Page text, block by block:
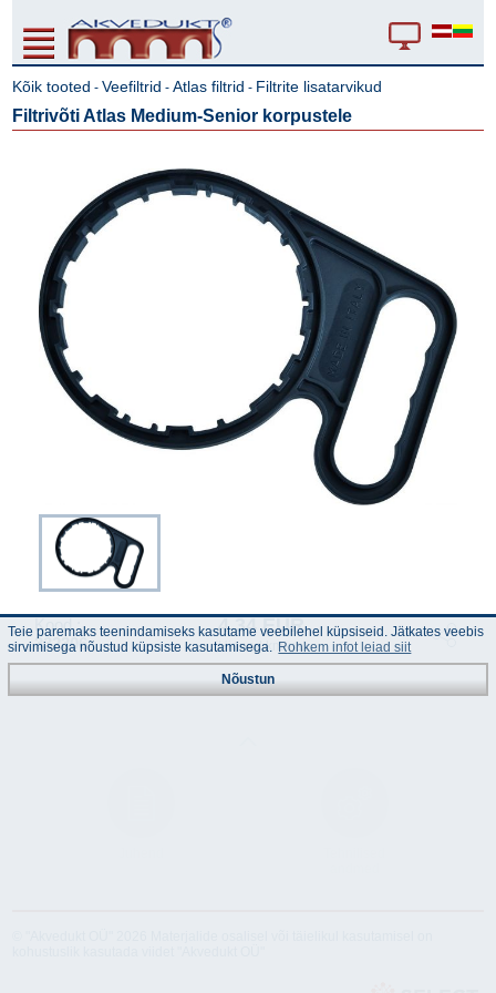
Kõik tooted -Veefiltrid -Atlas filtrid - Filtrite lisatarvikud
Filtrivõti Atlas Medium-Senior korpustele
Kood :
332306
4.34 EUR
(Hinnad km-ga)
Teie paremaks teenindamiseks kasutame veebilehel küpsiseid. Jätkates veebis
sirvimisega nõustud küpsiste kasutamisega. Rohkem infot leiad siit
Nõustun